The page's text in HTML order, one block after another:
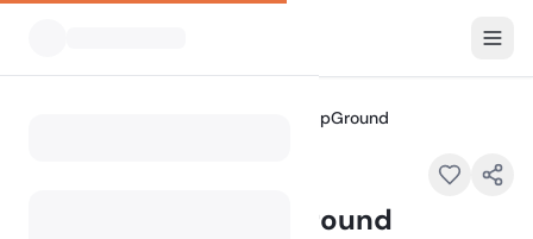
4B Farm and CampGround
4B Farm and CampGround